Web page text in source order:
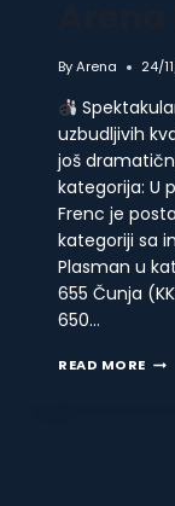
ByArena 24/
uzbudljivih
još
kategorija: U
Frenc je
kategoriji sa
Plasman u
655 Čunja
650…
READ MORE